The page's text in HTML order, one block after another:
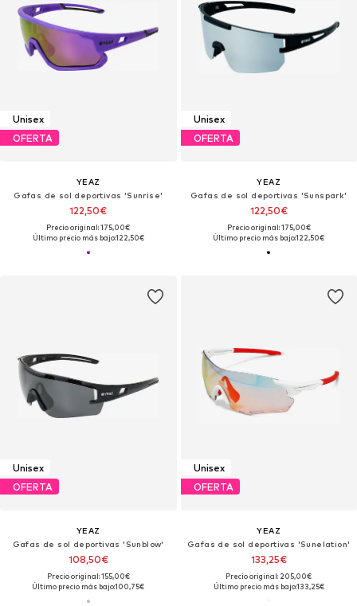
Unisex
OFERTA
YEAZ
Gafas de sol deportivas 'Sunrise'
122,50€
Precio original: 175,00€
Último precio más bajo:122,50€
Unisex
OFERTA
YEAZ
Gafas de sol deportivas 'Sunspark'
122,50€
Precio original: 175,00€
Último precio más bajo:122,50€
Unisex
OFERTA
YEAZ
Gafas de sol deportivas 'Sunblow'
108,50€
Precio original: 155,00€
Último precio más bajo:100,75€
Unisex
OFERTA
YEAZ
Gafas de sol deportivas 'Sunelation'
133,25€
Precio original: 205,00€
Último precio más bajo:133,25€